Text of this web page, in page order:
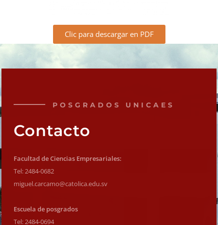
Clic para descargar en PDF
POSGRADOS UNICAES
Contacto
Facultad de Ciencias Empresariales:
Tel: 2484-0682
miguel.carcamo@catolica.edu.sv
Escuela de posgrados
Tel: 2484-0694